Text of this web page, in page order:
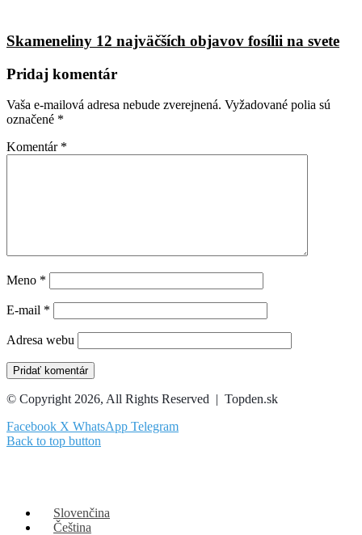
Skameneliny 12 najväčších objavov fosílii na svete
Pridaj komentár
Vaša e-mailová adresa nebude zverejnená. Vyžadované polia sú
označené *
Komentár *
Meno *
E-mail *
Adresa webu
© Copyright 2026, All Rights Reserved | Topden.sk
Facebook X WhatsApp Telegram
Back to top button
Slovenčina
Čeština